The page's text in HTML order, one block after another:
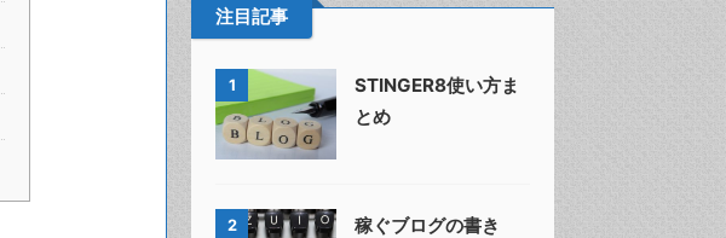
注目記事
1
STINGER8使い方ま
とめ
2
稼ぐブログの書き